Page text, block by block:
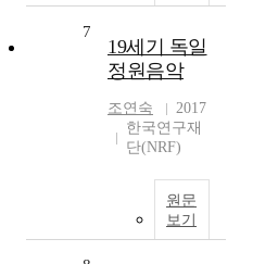
7
19세기 독일
정원음악
조연숙
2017
한국연구재
단(NRF)
원문
보기